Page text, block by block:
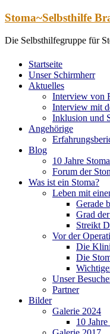
Zum
springen
Stoma~Selbsthilfe
Die Selbsthilfegruppe für
Startseite
Unser Schirmherr
Aktuelles
Interview von
Interview mit
Inklusion und
Angehörige
Blog
10 Jahre
Forum der
Was ist ein Stoma?
Leben mit
Gerade
Grad
Streikt
Vor der
Die
Die
Unser
Partner
Bilder
Galerie 2024
10